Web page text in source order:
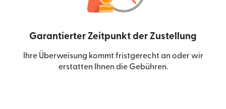
Garantierter Zeitpunkt der Zustellung
Ihre Überweisung kommt fristgerecht an oder wir
erstatten Ihnen die Gebühren.